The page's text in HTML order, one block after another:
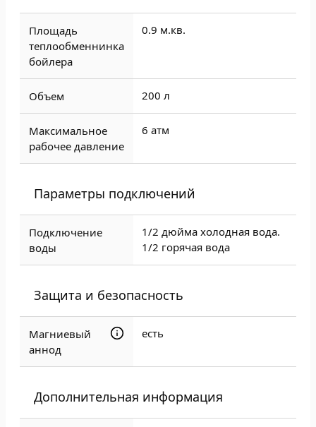
Площадь
теплообменнинка
бойлера
0.9 м.кв.
Объем 200 л
Максимальное
рабочее давление
6 атм
Параметры подключений
Подключение
воды
1/2 дюйма холодная вода.
1/2 горячая вода
Защита и безопасность
Магниевый
аннод
есть
Дополнительная информация